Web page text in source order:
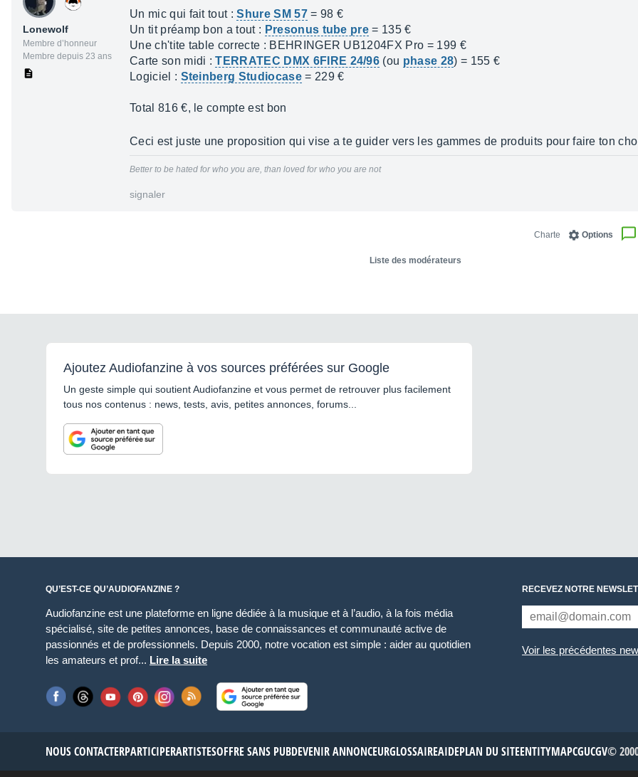
Lonewolf
Membre d’honneur
Membre depuis 23 ans
Un mic qui fait tout :Shure SM 57= 98 €
Un tit préamp bon a tout : Presonus tube pre = 135 €
Une ch'tite table correcte : BEHRINGER UB1204FX Pro = 199 €
Carte son midi :TERRATEC DMX 6FIRE 24/96 (ou phase 28) = 155 €
Logiciel : Steinberg Studiocase= 229 €
Total 816 €, le compte est bon
Ceci est juste une proposition qui vise a te guider vers les gammes de produits pour faire ton
Better to be hated for who you are, than loved for who you are not
signaler
Options
Charte
Liste des modérateurs
Ajoutez Audiofanzine à vos sources préférées sur Google
Un geste simple qui soutient Audiofanzine et vous permet de retrouver plus facilement
tous nos contenus : news, tests, avis, petites annonces, forums...
QU’EST-CE QU’AUDIOFANZINE ?
Audiofanzine est une plateforme en ligne dédiée à la musique et à l’audio, à la fois média
spécialisé, site de petites annonces, base de connaissances et communauté active de
passionnés et de professionnels. Depuis 2000, notre vocation est simple : aider au quotidien
les amateurs et prof... Lire la suite
RECEVEZ NOTRE
Voir les précédentes
NOUS CONTACTERPARTICIPERARTISTESOFFRE SANS PUBDEVENIR ANNONCEURGLOSSAIREAIDEPLAN DU SITEENTITYMAPCGUCGV©